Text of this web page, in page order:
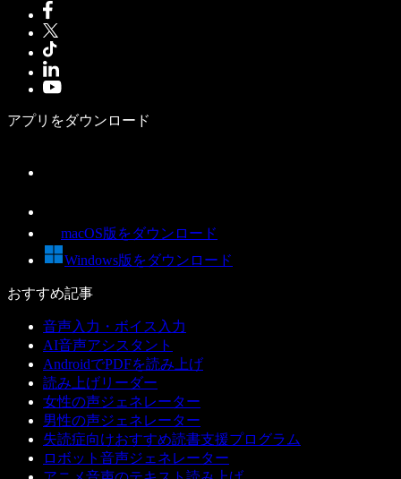
アプリをダウンロード
macOS版をダウンロード
Windows版をダウンロード
おすすめ記事
音声入力・ボイス入力
AI音声アシスタント
AndroidでPDFを読み上げ
読み上げリーダー
女性の声ジェネレーター
男性の声ジェネレーター
失読症向けおすすめ読書支援プログラム
ロボット音声ジェネレーター